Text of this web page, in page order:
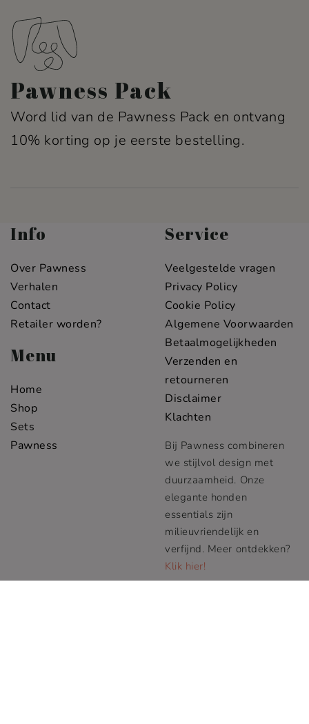
Pawness Pack
Word lid van de Pawness Pack en ontvang
10% korting op je eerste bestelling.
Info
Over Pawness
Verhalen
Contact
Retailer worden?
Menu
Home
Shop
Sets
Pawness
Service
Veelgestelde vragen
Privacy Policy
Cookie Policy
Algemene Voorwaarden
Betaalmogelijkheden
Verzenden en
retourneren
Disclaimer
Klachten
Bij Pawness combineren
we stijlvol design met
duurzaamheid. Onze
elegante honden
essentials zijn
milieuvriendelijk en
verfijnd. Meer ontdekken?
Klik hier!